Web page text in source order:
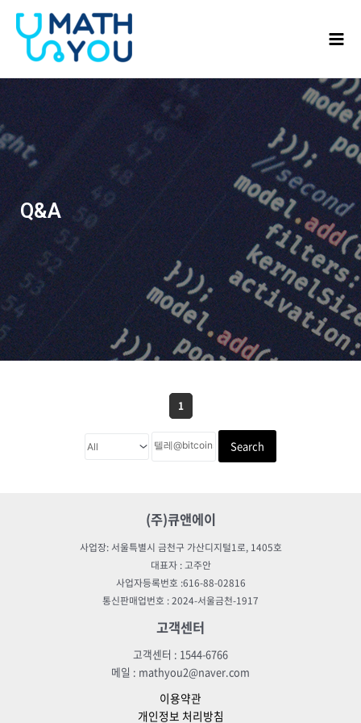
건너뛰기
Q&A
1
Search
(주)큐앤에이
사업장: 서울특별시 금천구 가산디지털1로, 1405호
대표자 : 고주안
사업자등록번호 :616-88-02816
통신판매업번호 : 2024-서울금천-1917
고객센터
고객센터 : 1544-6766
메일 : mathyou2@naver.com
이용약관
개인정보 처리방침